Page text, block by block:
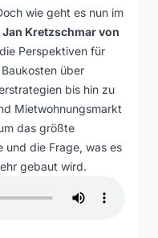
wie geht es nun im
Jan Kretzschmar von
Perspektiven für
über
bis hin zu
Mietwohnungsmarkt
das größte
und die Frage, was es
gebaut wird.